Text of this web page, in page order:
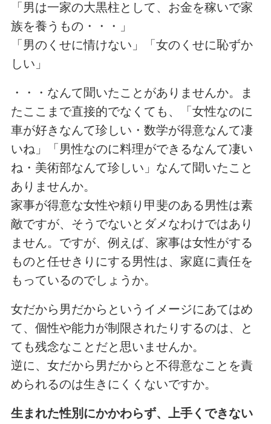
「男は一家の大黒柱として、お金を稼いで家
族を養うもの・・・」
「男のくせに情けない」「女のくせに恥ずか
しい」
・・・なんて聞いたことがありませんか。ま
たここまで直接的でなくても、「女性なのに
車が好きなんて珍しい・数学が得意なんて凄
いね」「男性なのに料理ができるなんて凄い
ね・美術部なんて珍しい」なんて聞いたこと
ありませんか。
家事が得意な女性や頼り甲斐のある男性は素
敵ですが、そうでないとダメなわけではあり
ません。ですが、例えば、家事は女性がする
ものと任せきりにする男性は、家庭に責任を
もっているのでしょうか。
女だから男だからというイメージにあてはめ
て、個性や能力が制限されたりするのは、と
ても残念なことだと思いませんか。
逆に、女だから男だからと不得意なことを責
められるのは生きにくくないですか。
生まれた性別にかかわらず、上手くできない